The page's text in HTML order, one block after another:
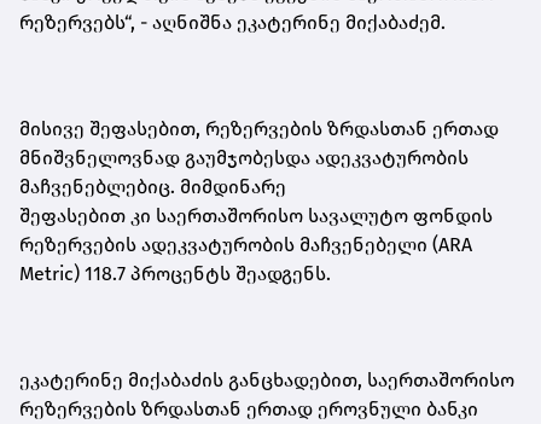
რეზერვებს“, - აღნიშნა ეკატერინე მიქაბაძემ.
მისივე შეფასებით, რეზერვების ზრდასთან ერთად
მნიშვნელოვნად გაუმჯობესდა ადეკვატურობის
მაჩვენებლებიც. მიმდინარე
შეფასებით კი საერთაშორისო სავალუტო ფონდის
რეზერვების ადეკვატურობის მაჩვენებელი (ARA
Metric) 118.7 პროცენტს შეადგენს.
ეკატერინე მიქაბაძის განცხადებით, საერთაშორისო
რეზერვების ზრდასთან ერთად ეროვნული ბანკი